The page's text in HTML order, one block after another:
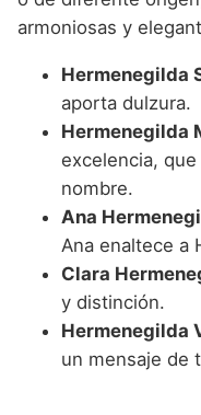
armoniosas y
Hermenegilda
aporta dulzura.
Hermenegilda
excelencia,
nombre.
Ana
Ana enaltece a
Clara
y distinción.
Hermenegilda
un mensaje de